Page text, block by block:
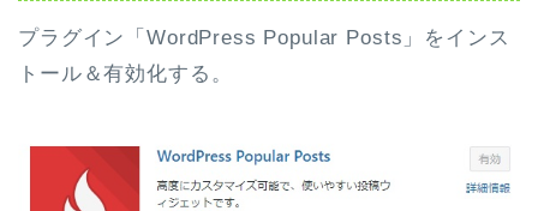
プラグイン「WordPress Popular Posts」をインス
トール＆有効化する。